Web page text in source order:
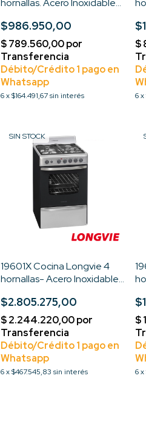
hornallas. Acero Inoxidable-
Multigas- Standar
$986.950,00
6 x$164.491,67 sin interés 6x
SIN STOCK
19601X Cocina Longvie 4
hornallas- Acero Inoxidable-
$2.805.275,00
6 x$467.545,83 sin interés 6x